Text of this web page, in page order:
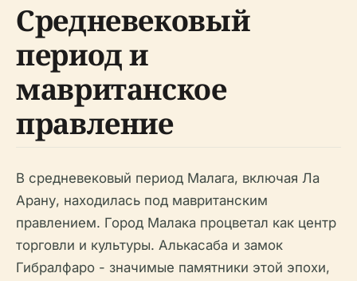
Средневековый
период и
мавританское
правление
В средневековый период Малага, включая Ла
Арану, находилась под мавританским
правлением. Город Малака процветал как центр
торговли и культуры. Алькасаба и замок
Гибралфаро - значимые памятники этой эпохи,